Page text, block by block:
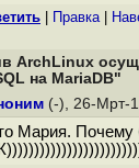
Правка|
ArchLinux
на MariaDB"
(-), 26-Мрт-
Мария. Почему